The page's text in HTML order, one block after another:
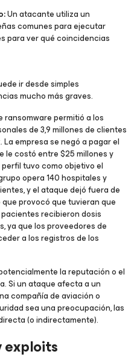
Un atacante utiliza un
comunes para ejecutar
para ver qué coincidencias
ir desde simples
mucho más graves.
ransomware permitió a los
de 3,9 millones de clientes
empresa se negó a pagar el
le costó entre $25 millones y
tuvo como objetivo el
opera 140 hospitales y
y el ataque dejó fuera de
provocó que tuvieran que
recibieron dosis
ya que los proveedores de
a los registros de los
la reputación o el
Si un ataque afecta a un
compañía de aviación o
sea una preocupación, las
(o indirectamente).